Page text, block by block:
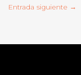
Entrada siguiente →